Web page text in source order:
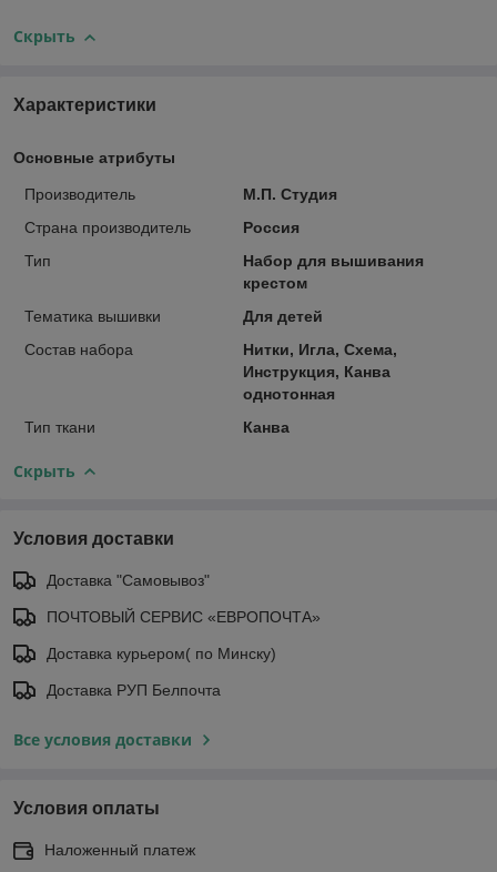
Скрыть
Характеристики
Основные атрибуты
Производитель
М.П. Студия
Страна производитель
Россия
Тип
Набор для вышивания
крестом
Тематика вышивки
Для детей
Состав набора
Нитки, Игла, Схема,
Инструкция, Канва
однотонная
Тип ткани
Канва
Скрыть
Условия доставки
Доставка "Самовывоз"
ПОЧТОВЫЙ СЕРВИС «ЕВРОПОЧТА»
Доставка курьером( по Минску)
Доставка РУП Белпочта
Все условия доставки
Условия оплаты
Наложенный платеж